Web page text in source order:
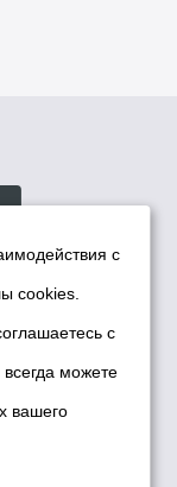
мэрии
с
cookies.
с
всегда можете
вашего